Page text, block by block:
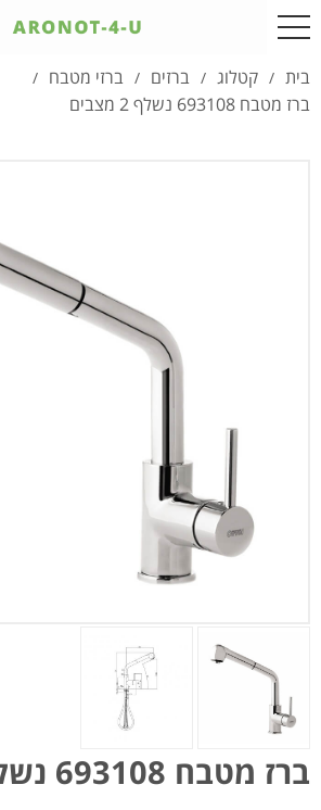
בית / קטלוג / ברזים / ברזי מטבח /
ברז מטבח 693108 נשלף 2 מצבים
ברז מטבח 693108 נשלף 2 מצבים